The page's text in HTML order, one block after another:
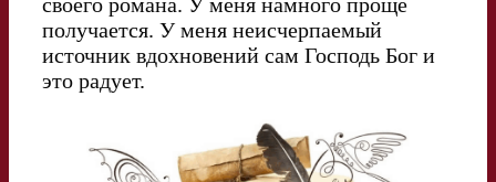
получается. У меня неисчерпаемый
источник вдохновений сам Господь Бог и
это радует.